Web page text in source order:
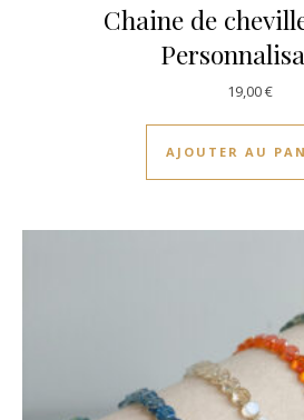
Chaine de
19,00€
AJOUTER AU